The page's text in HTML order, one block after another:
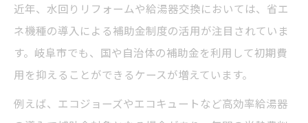
近年、水回りリフォームや給湯器交換においては、省エ
ネ機種の導入による補助金制度の活用が注目されていま
す。岐阜市でも、国や自治体の補助金を利用して初期費
用を抑えることができるケースが増えています。
例えば、エコジョーズやエコキュートなど高効率給湯器